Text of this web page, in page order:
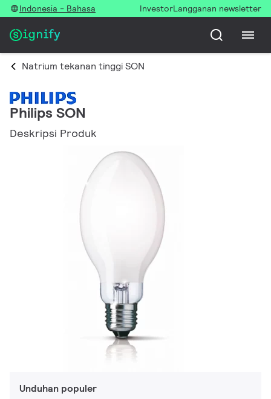
Indonesia - Bahasa InvestorLangganan newsletter
Natrium tekanan tinggi SON
Philips SON
Deskripsi Produk
Unduhan populer